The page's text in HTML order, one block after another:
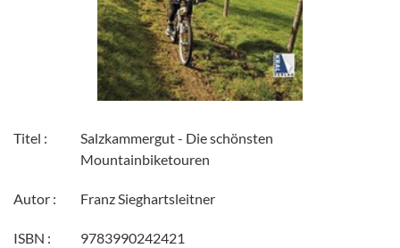
Titel :
Salzkammergut - Die schönsten
Mountainbiketouren
Autor : Franz Sieghartsleitner
ISBN : 9783990242421